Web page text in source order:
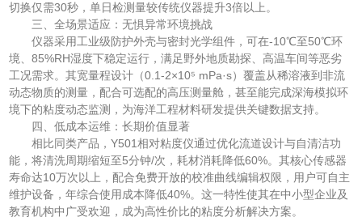
切换仅需30秒，单日检测量较传统仪器提升3倍以上。
三、全场景适应：无惧异常环境挑战
仪器采用工业级防护外壳与密封光学组件，可在-10℃至50℃环
境、85%RH湿度下稳定运行，满足野外地质勘探、高温车间等恶劣
工况需求。其宽量程设计（0.1-2×10⁵ mPa·s）覆盖从稀溶液到非流
动态物质的测量，配合可选配的高压测量舱，甚至能完成深海模拟环
境下的粘度动态监测，为海洋工程材料研发提供关键数据支持。
四、低成本运维：长期价值显著
相比同类产品，Y501相对粘度仪通过优化流道设计与自清洁功
能，将清洗周期缩短至5分钟/次，耗材消耗降低60%。其核心传感器
寿命达10万次以上，配合免费开放的校准曲线编辑权限，用户可自主
维护设备，年综合使用成本降低40%。这一特性使其在中小型企业及
教育机构中广受欢迎，成为高性价比的粘度分析解决方案。